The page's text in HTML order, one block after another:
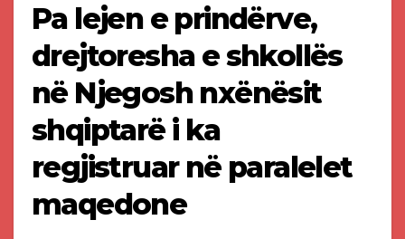
Pa lejen e prindërve,
drejtoresha e shkollës
në Njegosh nxënësit
shqiptarë i ka
regjistruar në paralelet
maqedone